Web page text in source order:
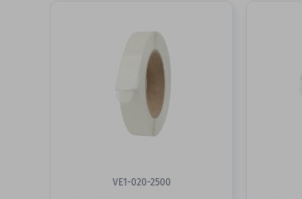
VE1-020-2500